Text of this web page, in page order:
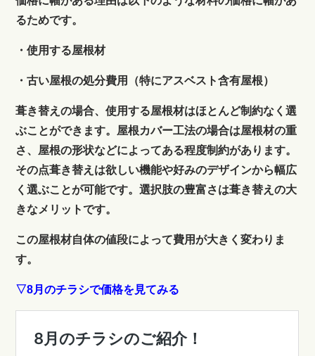
るためです。
・使用する屋根材
・古い屋根の処分費用（特にアスベスト含有屋根）
葺き替えの場合、使用する屋根材はほとんど制約なく選
ぶことができます。屋根カバー工法の場合は屋根材の重
さ、屋根の形状などによってある程度制約があります。
その点葺き替えは欲しい機能や好みのデザインから幅広
く選ぶことが可能です。選択肢の豊富さは葺き替えの大
きなメリットです。
この屋根材自体の値段によって費用が大きく変わりま
す。
▽8月のチラシで価格を見てみる